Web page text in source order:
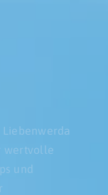
Liebenwerda
wertvolle
und